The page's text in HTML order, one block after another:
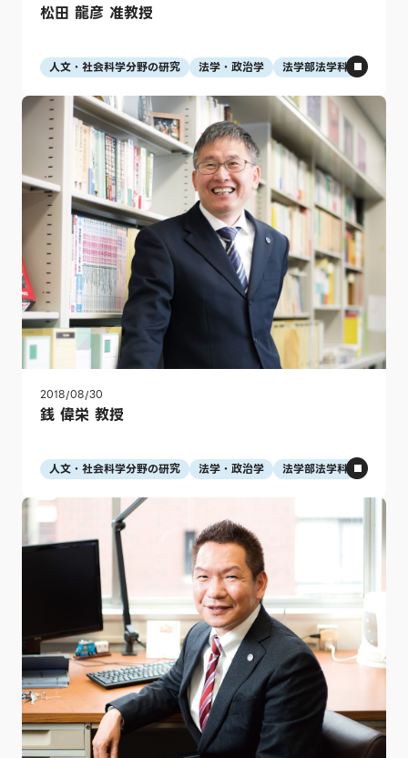
松田 龍彦 准教授
人文・社会科学分野の研究 法学・政治学 法学部法学科
2018/08/30
銭 偉栄 教授
人文・社会科学分野の研究 法学・政治学 法学部法学科